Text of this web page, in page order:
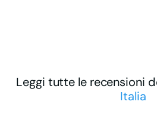
Leggi tutte le recensioni
Italia